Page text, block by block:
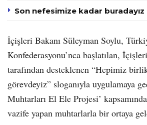
Son nefesimize kadar buradayız
İçişleri Bakanı Süleyman Soylu,
Konfederasyonu’nca başlatılan,
tarafından desteklenen “Hepimiz
görevdeyiz” sloganıyla uygulamaya
Muhtarları El Ele Projesi’
vazife yapan muhtarlarla bir ortaya